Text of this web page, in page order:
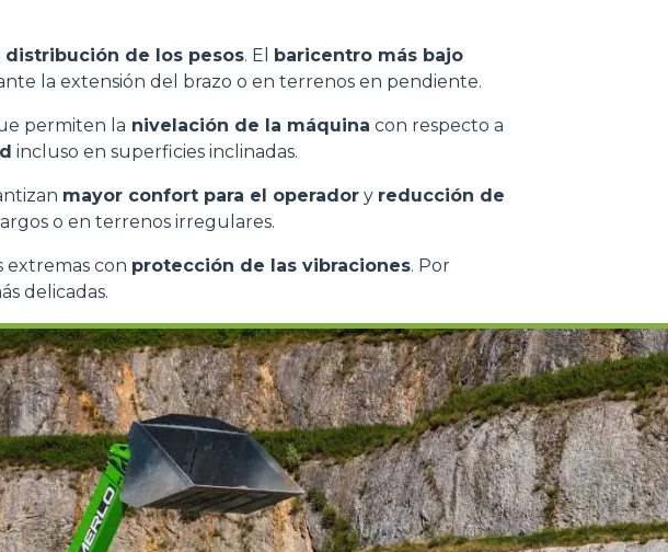
de los pesos. El baricentro más bajo
la extensión del brazo o en terrenos en pendiente.
permiten la nivelación de la máquina con respecto a
incluso en superficies inclinadas.
mayor confort para el operador y reducción de
o en terrenos irregulares.
extremas con protección de las vibraciones. Por
delicadas.